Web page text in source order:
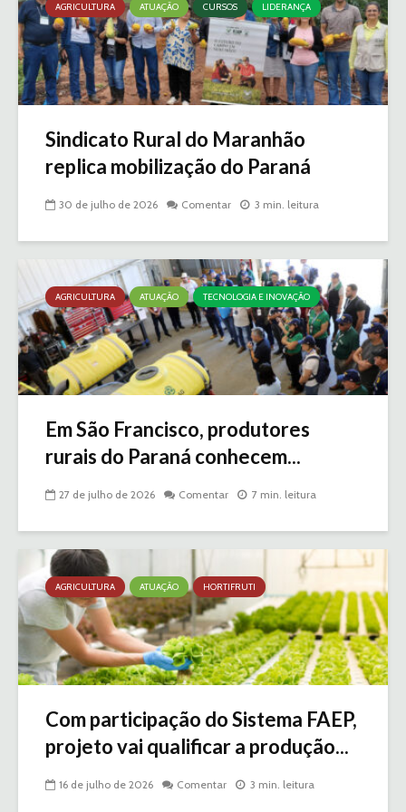
AGRICULTURA ATUAÇÃO CURSOS LIDERANÇA
Sindicato Rural do Maranhão
replica mobilização do Paraná
30 de julho de 2026 Comentar 3 min. leitura
AGRICULTURA ATUAÇÃO TECNOLOGIA E INOVAÇÃO
Em São Francisco, produtores
rurais do Paraná conhecem...
27 de julho de 2026 Comentar 7 min. leitura
AGRICULTURA ATUAÇÃO HORTIFRUTI
Com participação do Sistema FAEP,
projeto vai qualificar a produção...
16 de julho de 2026 Comentar 3 min. leitura